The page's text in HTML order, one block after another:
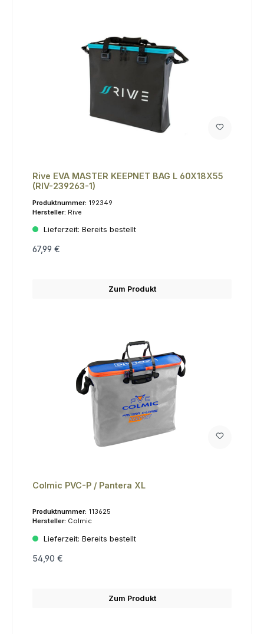
Rive EVA MASTER KEEPNET BAG L 60X18X55
(RIV-239263-1)
Produktnummer: 192349
Hersteller: Rive
Lieferzeit: Bereits bestellt
67,99 €
Zum Produkt
Colmic PVC-P / Pantera XL
Produktnummer: 113625
Hersteller: Colmic
Lieferzeit: Bereits bestellt
54,90 €
Zum Produkt